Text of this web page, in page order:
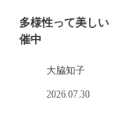
多様性って美しい
催中
大脇知子
2026.07.30